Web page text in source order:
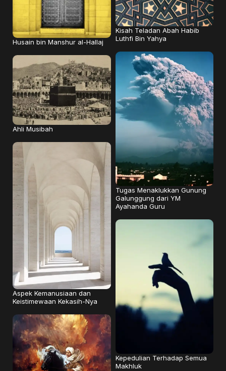
Husain bin Manshur al-Hallaj
Kisah Teladan Abah Habib
Luthfi Bin Yahya
Ahli Musibah
Tugas Menaklukkan Gunung
Galunggung dari YM
Ayahanda Guru
Aspek Kemanusiaan dan
Keistimewaan Kekasih-Nya
Kepedulian Terhadap Semua
Makhluk